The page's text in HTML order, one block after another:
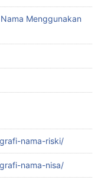
Menggunakan
nama-riski/
nama-nisa/